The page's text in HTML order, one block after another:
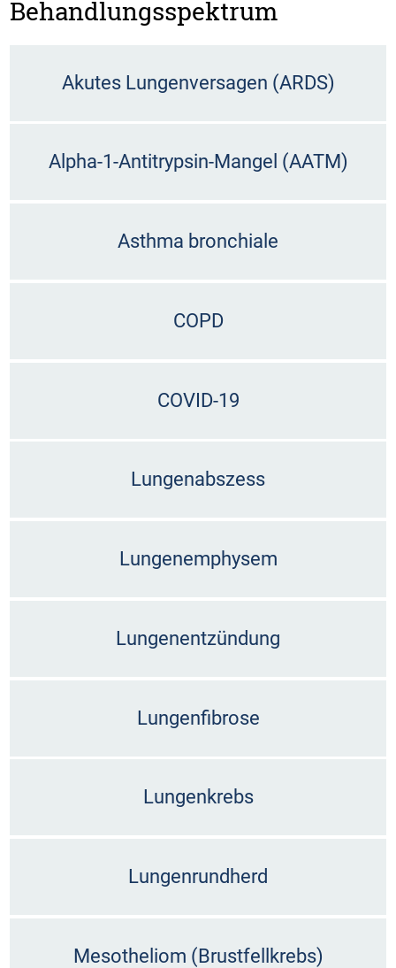
Behandlungsspektrum
Akutes Lungenversagen (ARDS)
Alpha-1-Antitrypsin-Mangel (AATM)
Asthma bronchiale
COPD
COVID-19
Lungenabszess
Lungenemphysem
Lungenentzündung
Lungenfibrose
Lungenkrebs
Lungenrundherd
Mesotheliom (Brustfellkrebs)